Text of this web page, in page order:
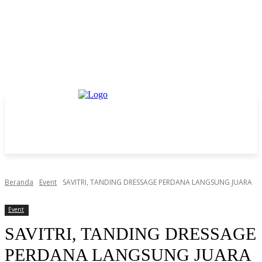
Beranda Event SAVITRI, TANDING DRESSAGE PERDANA LANGSUNG JUARA
Event
SAVITRI, TANDING DRESSAGE
PERDANA LANGSUNG JUARA